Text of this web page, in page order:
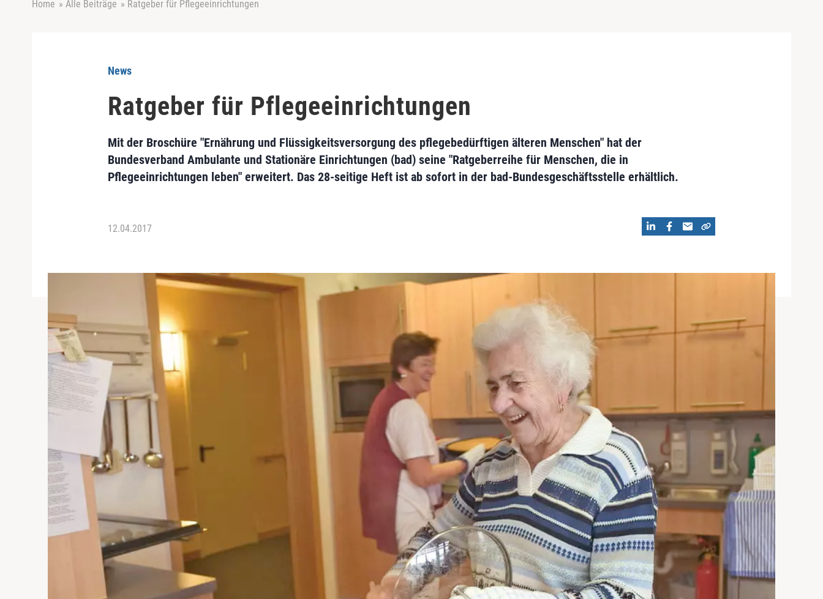
Home » Alle Beiträge » Ratgeber für Pflegeeinrichtungen
News
Ratgeber für Pflegeeinrichtungen
Mit der Broschüre "Ernährung und Flüssigkeitsversorgung des pflegebedürftigen älteren Menschen" hat der
Bundesverband Ambulante und Stationäre Einrichtungen (bad) seine "Ratgeberreihe für Menschen, die in
Pflegeeinrichtungen leben" erweitert. Das 28-seitige Heft ist ab sofort in der bad-Bundesgeschäftsstelle erhältlich.
12.04.2017